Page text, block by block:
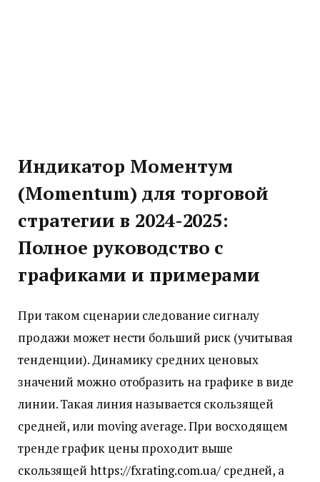
Индикатор Моментум
(Momentum) для торговой
стратегии в 2024-2025:
Полное руководство с
графиками и примерами
При таком сценарии следование сигналу
продажи может нести больший риск (учитывая
тенденции). Динамику средних ценовых
значений можно отобразить на графике в виде
линии. Такая линия называется скользящей
средней, или moving average. При восходящем
тренде график цены проходит выше
скользящейhttps://fxrating.com.ua/ средней, а